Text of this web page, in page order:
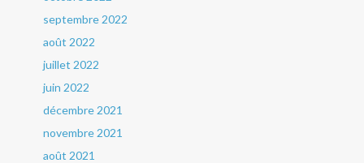
septembre 2022
août 2022
juillet 2022
juin 2022
décembre 2021
novembre 2021
août 2021